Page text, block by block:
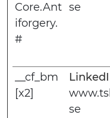
Core.Ant
iforgery.
#
se
__cf_bm
[x2]
se